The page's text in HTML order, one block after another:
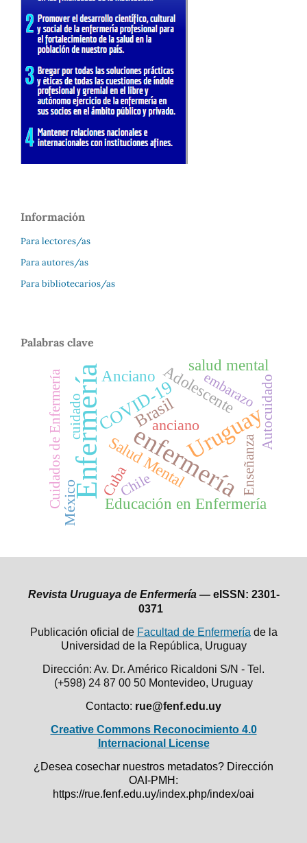
Información
Para lectores/as
Para autores/as
Para bibliotecarios/as
Palabras clave
Enfermería enfermería
Uruguay
COVID-19
BrasilAdolescente
Educación en Enfermería
Anciano
Salud Mental
salud mental
México Cuba
anciano
Enseñanza
Cuidados de Enfermería Autocuidado
Chile
cuidado
embarazo
Revista Uruguaya de Enfermería — eISSN: 2301-
0371
Publicación oficial de Facultad de Enfermería de la
Universidad de la República, Uruguay
Dirección: Av. Dr. Américo Ricaldoni S/N - Tel.
(+598) 24 87 00 50 Montevideo, Uruguay
Contacto: rue@fenf.edu.uy
Creative Commons Reconocimiento 4.0
Internacional License
¿Desea cosechar nuestros metadatos? Dirección
OAI-PMH:
https://rue.fenf.edu.uy/index.php/index/oai